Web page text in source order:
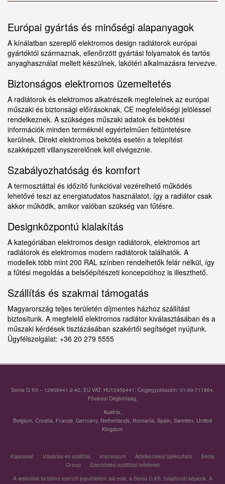
Európai gyártás és minőségi alapanyagok
A kínálatban szereplő elektromos design radiátorok európai
gyártóktól származnak, ellenőrzött gyártási folyamatok és tartós
anyaghasználat mellett készülnek, lakótéri alkalmazásra tervezve.
Biztonságos elektromos üzemeltetés
A radiátorok és elektromos alkatrészeik megfelelnek az európai
műszaki és biztonsági előírásoknak, CE megfelelőségi jelöléssel
rendelkeznek. A szükséges műszaki adatok és bekötési
információk minden terméknél egyértelműen feltüntetésre
kerülnek. Direkt elektromos bekötés esetén a telepítést
szakképzett villanyszerelőnek kell elvégeznie.
Szabályozhatóság és komfort
A termosztáttal és időzítő funkcióval vezérelhető működés
lehetővé teszi az energiatudatos használatot, így a radiátor csak
akkor működik, amikor valóban szükség van fűtésre.
Designközpontú kialakítás
A kategóriában elektromos design radiátorok, elektromos art
radiátorok és elektromos modern radiátorok találhatók. A
modellek több mint 200 RAL színben rendelhetők felár nélkül, így
a fűtési megoldás a belsőépítészeti koncepcióhoz is illeszthető.
Szállítás és szakmai támogatás
Magyarország teljes területén díjmentes házhoz szállítást
biztosítunk. A megfelelő elektromos radiátor kiválasztásában és a
műszaki kérdések tisztázásában szakértői segítséget nyújtunk.
Ügyfélszolgálat: +36 20 279 5555
Senia G Kft – 12956441-2-42, EU VAT: HU12956441; Cégjegyzékszám: 01-09-711864,
Fővárosi Cégbíróság;
Austria,
Belgium, Croatia, France, Germany, Netherlands, Romania, Spain, Sweden, United
Kingdom
Kapcsolat Vásárlás és szállítás Impressum Adatkezelési tájékoztató
Senia
Group
Szerződési szállítási feltételek
A weboldal tartalma szerzői jogvédelem alá esik, a Senia G Kft. tulajdonát képezik. A